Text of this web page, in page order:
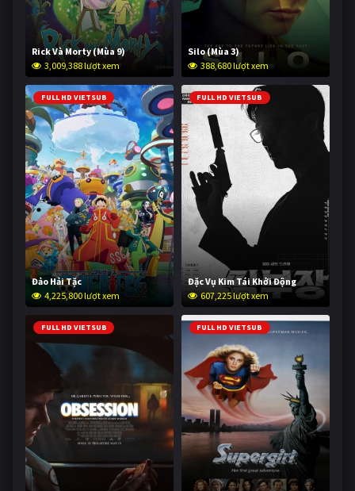
Rick Và Morty (Mùa 9)
3,009,388 lượt xem
Silo (Mùa 3)
388,680 lượt xem
FULL HD VIETSUB
Đảo Hải Tặc
4,225,800 lượt xem
FULL HD VIETSUB
Đặc Vụ Kim Tái Khởi Động
607,225 lượt xem
FULL HD VIETSUB FULL HD VIETSUB